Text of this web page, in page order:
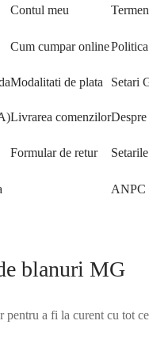
Contul meu
Cum cumpar online
Modalitati de plata
Livrarea comenzilor
Formular de retur
Setari
ANPC
blanuri MG
pentru a fi la curent cu tot